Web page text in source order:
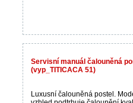
Servisní manuál čalouněná
(vyp_TITICACA 51)
Luxusní čalouněná postel.